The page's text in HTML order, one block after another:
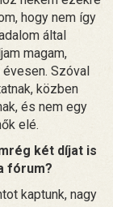
hogy nem így
által
magam,
évesen. Szóval
közben
és nem egy
elé.
két díjat is
fórum?
kaptunk, nagy